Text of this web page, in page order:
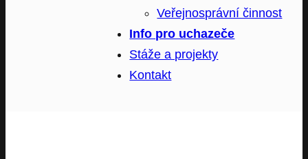
Veřejnosprávní činnost
Info pro uchazeče
Stáže a projekty
Kontakt